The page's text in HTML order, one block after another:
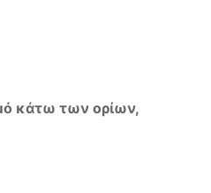
κάτω των ορίων,